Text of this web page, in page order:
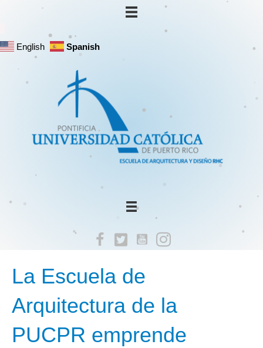
English Spanish
La Escuela de
Arquitectura de la
PUCPR emprende